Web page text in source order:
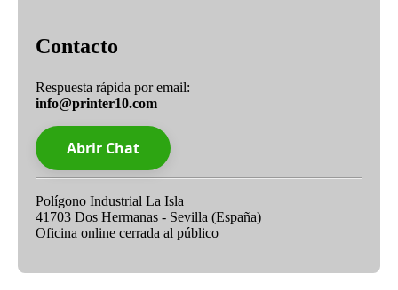
Contacto
Respuesta rápida por email:
info@printer10.com
Abrir Chat
Polígono Industrial La Isla
41703 Dos Hermanas - Sevilla (España)
Oficina online cerrada al público